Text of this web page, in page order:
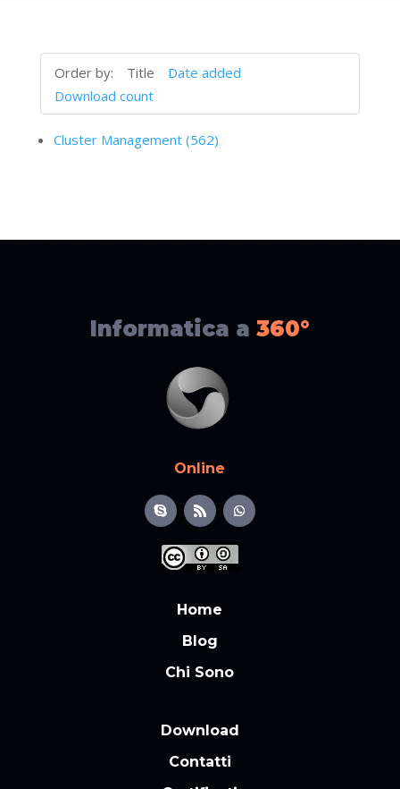
Order by: Title
Date added
Download count
Cluster Management (562)
Informatica a 360°
Online
Home
Blog
Chi Sono
Download
Contatti